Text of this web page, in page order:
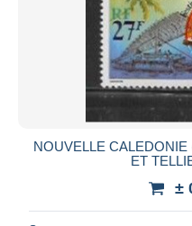
NOUVELLE CALEDONIE
ET
±